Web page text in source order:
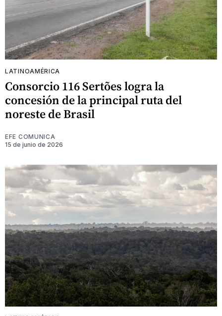
LATINOAMÉRICA
Consorcio 116 Sertões logra la
concesión de la principal ruta del
noreste de Brasil
EFE COMUNICA
15 de junio de 2026